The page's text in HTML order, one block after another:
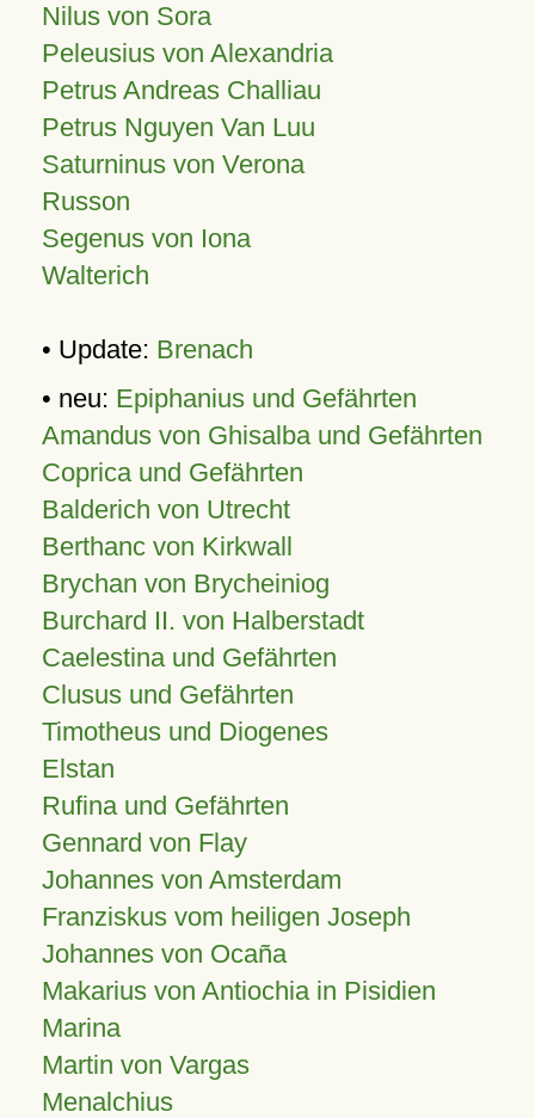
Nilus von Sora
Peleusius von Alexandria
Petrus Andreas Challiau
Petrus Nguyen Van Luu
Saturninus von Verona
Russon
Segenus von Iona
Walterich
• Update: Brenach
• neu: Epiphanius und Gefährten
Amandus von Ghisalba und Gefährten
Coprica und Gefährten
Balderich von Utrecht
Berthanc von Kirkwall
Brychan von Brycheiniog
Burchard II. von Halberstadt
Caelestina und Gefährten
Clusus und Gefährten
Timotheus und Diogenes
Elstan
Rufina und Gefährten
Gennard von Flay
Johannes von Amsterdam
Franziskus vom heiligen Joseph
Johannes von Ocaña
Makarius von Antiochia in Pisidien
Marina
Martin von Vargas
Menalchius